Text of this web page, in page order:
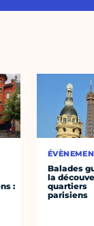
:
Balades
la
quartiers
parisiens